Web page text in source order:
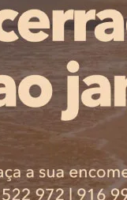
da Liga era
de Grupos”.
Faso
que “será
dos